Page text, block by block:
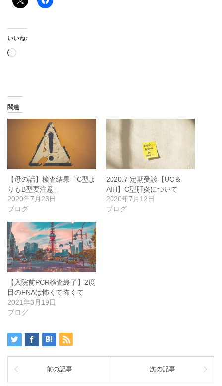
いいね:
読
関連
【母の話】検査結果「C型よ
りもB型要注意」
2020年7月23日
ブログ
2020.7 定期受診【UC＆
AIH】C型肝炎について
2020年7月12日
ブログ
【入院前PCR検査終了】2度
目のFNAは怖くて怖くて
2021年3月19日
ブログ
前の記事 次の記事